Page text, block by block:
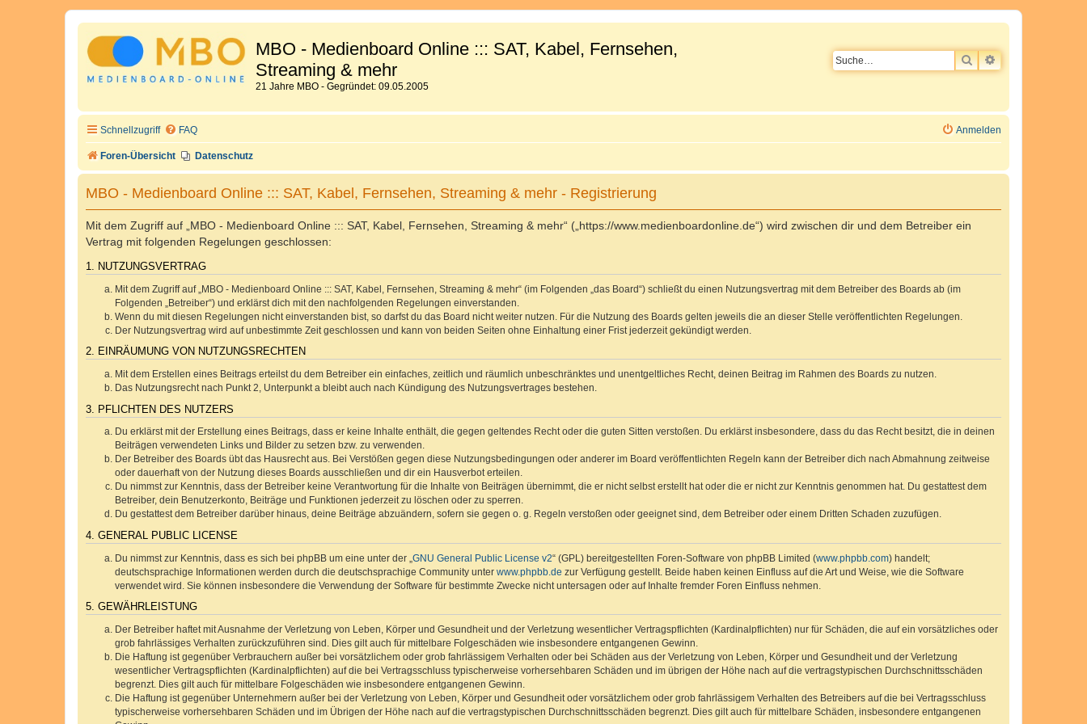
MBO - Medienboard Online ::: SAT, Kabel, Fernsehen,
Streaming & mehr
21 Jahre MBO - Gegründet: 09.05.2005
SUCHEERWEITERTE
Schnellzugriff FAQ Anmelden
Foren-Übersicht Datenschutz
MBO - Medienboard Online ::: SAT, Kabel, Fernsehen, Streaming & mehr - Registrierung
Mit dem Zugriff auf „MBO - Medienboard Online ::: SAT, Kabel, Fernsehen, Streaming & mehr“ („https://www.medienboardonline.de“) wird zwischen dir und dem Betreiber ein
Vertrag mit folgenden Regelungen geschlossen:
1. NUTZUNGSVERTRAG
Mit dem Zugriff auf „MBO - Medienboard Online ::: SAT, Kabel, Fernsehen, Streaming & mehr“ (im Folgenden „das Board“) schließt du einen Nutzungsvertrag mit dem Betreiber des Boards ab (im
Folgenden „Betreiber“) und erklärst dich mit den nachfolgenden Regelungen einverstanden.
Wenn du mit diesen Regelungen nicht einverstanden bist, so darfst du das Board nicht weiter nutzen. Für die Nutzung des Boards gelten jeweils die an dieser Stelle veröffentlichten Regelungen.
Der Nutzungsvertrag wird auf unbestimmte Zeit geschlossen und kann von beiden Seiten ohne Einhaltung einer Frist jederzeit gekündigt werden.
2. EINRÄUMUNG VON NUTZUNGSRECHTEN
Mit dem Erstellen eines Beitrags erteilst du dem Betreiber ein einfaches, zeitlich und räumlich unbeschränktes und unentgeltliches Recht, deinen Beitrag im Rahmen des Boards zu nutzen.
Das Nutzungsrecht nach Punkt 2, Unterpunkt a bleibt auch nach Kündigung des Nutzungsvertrages bestehen.
3. PFLICHTEN DES NUTZERS
Du erklärst mit der Erstellung eines Beitrags, dass er keine Inhalte enthält, die gegen geltendes Recht oder die guten Sitten verstoßen. Du erklärst insbesondere, dass du das Recht besitzt, die in deinen
Beiträgen verwendeten Links und Bilder zu setzen bzw. zu verwenden.
Der Betreiber des Boards übt das Hausrecht aus. Bei Verstößen gegen diese Nutzungsbedingungen oder anderer im Board veröffentlichten Regeln kann der Betreiber dich nach Abmahnung zeitweise
oder dauerhaft von der Nutzung dieses Boards ausschließen und dir ein Hausverbot erteilen.
Du nimmst zur Kenntnis, dass der Betreiber keine Verantwortung für die Inhalte von Beiträgen übernimmt, die er nicht selbst erstellt hat oder die er nicht zur Kenntnis genommen hat. Du gestattest dem
Betreiber, dein Benutzerkonto, Beiträge und Funktionen jederzeit zu löschen oder zu sperren.
Du gestattest dem Betreiber darüber hinaus, deine Beiträge abzuändern, sofern sie gegen o. g. Regeln verstoßen oder geeignet sind, dem Betreiber oder einem Dritten Schaden zuzufügen.
4. GENERAL PUBLIC LICENSE
Du nimmst zur Kenntnis, dass es sich bei phpBB um eine unter der „ GNU General Public License v2“ (GPL) bereitgestellten Foren-Software von phpBB Limited (www.phpbb.com) handelt;
deutschsprachige Informationen werden durch die deutschsprachige Community unter www.phpbb.de zur Verfügung gestellt. Beide haben keinen Einfluss auf die Art und Weise, wie die Software
verwendet wird. Sie können insbesondere die Verwendung der Software für bestimmte Zwecke nicht untersagen oder auf Inhalte fremder Foren Einfluss nehmen.
5. GEWÄHRLEISTUNG
Der Betreiber haftet mit Ausnahme der Verletzung von Leben, Körper und Gesundheit und der Verletzung wesentlicher Vertragspflichten (Kardinalpflichten) nur für Schäden, die auf ein vorsätzliches oder
grob fahrlässiges Verhalten zurückzuführen sind. Dies gilt auch für mittelbare Folgeschäden wie insbesondere entgangenen Gewinn.
Die Haftung ist gegenüber Verbrauchern außer bei vorsätzlichem oder grob fahrlässigem Verhalten oder bei Schäden aus der Verletzung von Leben, Körper und Gesundheit und der Verletzung
wesentlicher Vertragspflichten (Kardinalpflichten) auf die bei Vertragsschluss typischerweise vorhersehbaren Schäden und im übrigen der Höhe nach auf die vertragstypischen Durchschnittsschäden
begrenzt. Dies gilt auch für mittelbare Folgeschäden wie insbesondere entgangenen Gewinn.
Die Haftung ist gegenüber Unternehmern außer bei der Verletzung von Leben, Körper und Gesundheit oder vorsätzlichem oder grob fahrlässigem Verhalten des Betreibers auf die bei Vertragsschluss
typischerweise vorhersehbaren Schäden und im Übrigen der Höhe nach auf die vertragstypischen Durchschnittsschäden begrenzt. Dies gilt auch für mittelbare Schäden, insbesondere entgangenen